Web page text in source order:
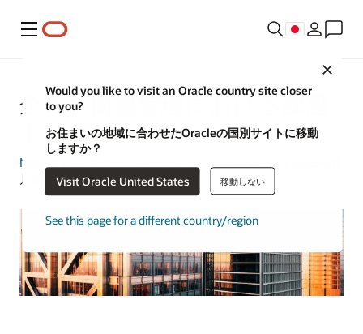
メニュー
Would you like to visit an Oracle country site closer
to you?
お住まいの地域に合わせたOracleの国別サイトに移動
しますか？
Visit Oracle United States 移動しない
See this page for a different country/region
企業の財務管理における課題
トップ14
Natalie Gagliordi
月27日